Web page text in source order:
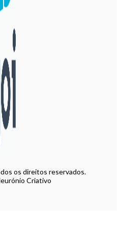
os direitos reservados.
Criativo